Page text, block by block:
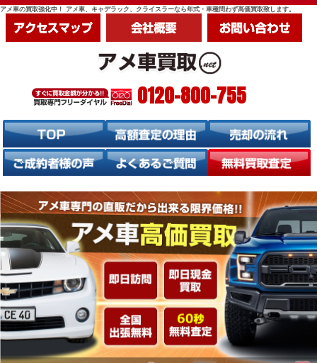
アメ車の買取強化中！ アメ車、キャデラック、クライスラーなら年式・車種問わず高価買取致します。
0120-800-755